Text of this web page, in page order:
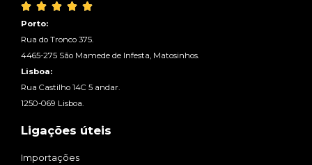
    
Porto:
Rua do Tronco 375.
4465-275 São Mamede de Infesta, Matosinhos.
Lisboa:
Rua Castilho 14C 5 andar.
1250-069 Lisboa.
Ligações úteis
Importações